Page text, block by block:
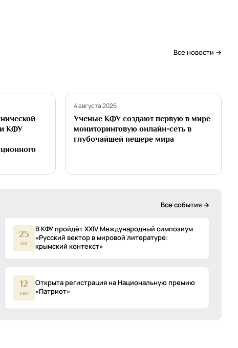
Все новости →
КФУ
4 августа 2026
Ученые КФУ создают первую в мире
мониторинговую онлайн-сеть в
глубочайшей пещере мира
Все события →
25
авг
В КФУ пройдёт XXIV Международный симпозиум
«Русский вектор в мировой литературе:
крымский контекст»
12
сен
Открыта регистрация на Национальную премию
«Патриот»